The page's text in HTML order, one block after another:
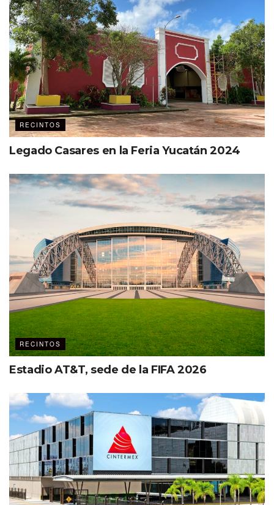
Etiquetas: Centros de Convenciones Destacados
RECINTOS
Legado Casares en la Feria Yucatán 2024
RECINTOS
Estadio AT&T, sede de la FIFA 2026